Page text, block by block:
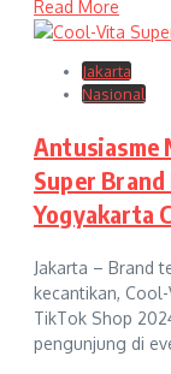
Read More
Jakarta
Nasional
Antusiasme
Super
Yogyakarta
Jakarta – Brand
kecantikan,
TikTok Shop
pengunjung di